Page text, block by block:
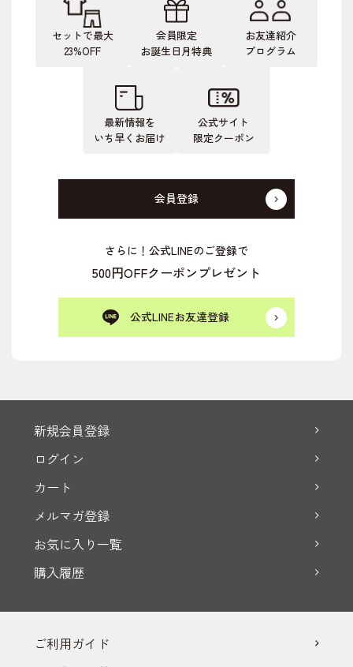
セットで最大
23%OFF
会員限定
お誕生日月特典
お友達紹介
プログラム
最新情報を
いち早くお届け
公式サイト
限定クーポン
会員登録
さらに！公式LINEのご登録で
500円OFFクーポンプレゼント
公式LINEお友達登録
新規会員登録
ログイン
カート
メルマガ登録
お気に入り一覧
購入履歴
ご利用ガイド